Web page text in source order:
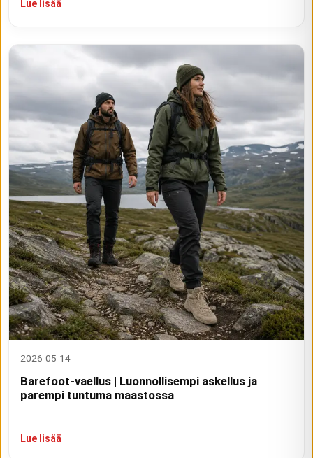
Lue lisää
2026-05-14
Barefoot-vaellus | Luonnollisempi askellus ja
parempi tuntuma maastossa
Lue lisää